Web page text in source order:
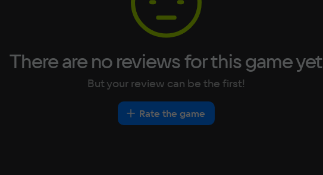
There are no reviews for this game yet
But your review can be the first!
Rate the game